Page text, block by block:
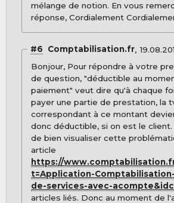
mélange de notion. En vous
réponse, Cordialement
#6 Comptabilisation.fr
Bonjour, Pour répondre à votre
de question, "déductible au
paiement" veut dire qu'à chaque
payer une partie de prestation, la
correspondant à ce montant
donc déductible, si on est le client.
de bien visualiser cette
article
https://
t=Application-
de-services-avec-
articles liés. Donc au moment de